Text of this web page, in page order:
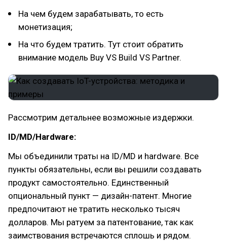
На чем будем зарабатывать, то есть
монетизация;
На что будем тратить. Тут стоит обратить
внимание модель Buy VS Build VS Partner.
Рассмотрим детальнее возможные издержки.
ID/MD/Hardware:
Мы объединили траты на ID/MD и hardware. Все
пункты обязательны, если вы решили создавать
продукт самостоятельно. Единственный
опциональный пункт — дизайн-патент. Многие
предпочитают не тратить несколько тысяч
долларов. Мы ратуем за патентование, так как
заимствования встречаются сплошь и рядом.